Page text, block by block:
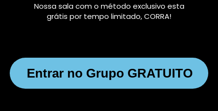
Nossa sala com o método exclusivo esta
grátis por tempo limitado, CORRA!
Entrar no Grupo GRATUITO